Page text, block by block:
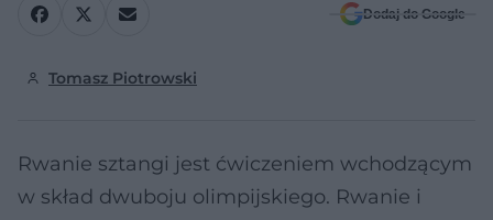
Dodaj do Google
Tomasz Piotrowski
Rwanie sztangi jest ćwiczeniem wchodzącym
w skład dwuboju olimpijskiego. Rwanie i